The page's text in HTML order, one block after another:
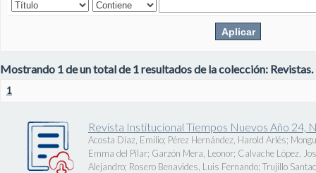
Mostrando 1 de un total de 1 resultados de la colección: Revistas.
1
Revista Institucional Tiempos Nuevos Año 24,
Acosta Díaz, Emilio; Pérez Hernández, Harold Arlés;
Emma del Pilar; Garzón Mera, Leonor; Calvache López,
Alejandro; Rosero Benavides, Luis Fernando; Trujillo